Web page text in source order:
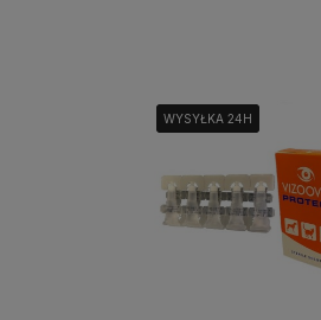
WYSYŁKA 24H
WYSYŁKA 24H
WYSYŁKA 24H